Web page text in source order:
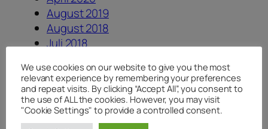
August 2019
August 2018
Juli 2018
April 2018
Januar 2018
August 2017
Juli 2017
We use cookies on our website to give you the most
relevant experience by remembering your preferences
and repeat visits. By clicking “Accept All”, you consent to
the use of ALL the cookies. However, you may visit
"Cookie Settings" to provide a controlled consent.